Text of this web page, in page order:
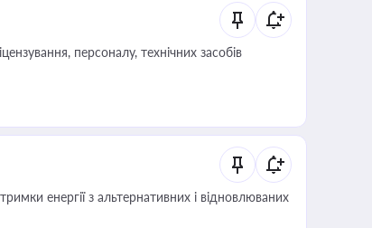
персоналу, технічних засобів
енергії з альтернативних і відновлюваних